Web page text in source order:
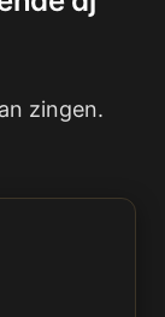
zingen.